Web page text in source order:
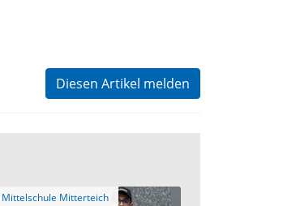
Diesen Artikel melden
Mittelschule Mitterteich